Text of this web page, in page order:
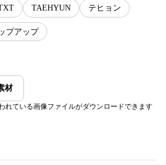
TAEHYUN テヒョン
プアップ
材
れている画像ファイルがダウンロードできます